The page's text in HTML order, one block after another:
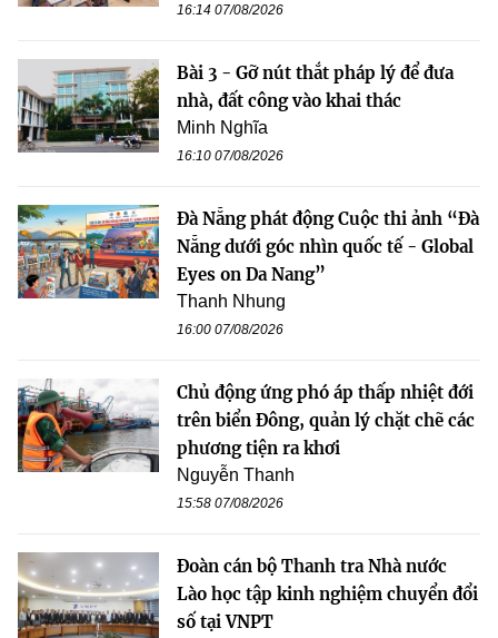
16:14 07/08/2026
Bài 3 - Gỡ nút thắt pháp lý để đưa
nhà, đất công vào khai thác
Minh Nghĩa
16:10 07/08/2026
Đà Nẵng phát động Cuộc thi ảnh “Đà
Nẵng dưới góc nhìn quốc tế - Global
Eyes on Da Nang”
Thanh Nhung
16:00 07/08/2026
Chủ động ứng phó áp thấp nhiệt đới
trên biển Đông, quản lý chặt chẽ các
phương tiện ra khơi
Nguyễn Thanh
15:58 07/08/2026
Đoàn cán bộ Thanh tra Nhà nước
Lào học tập kinh nghiệm chuyển đổi
số tại VNPT